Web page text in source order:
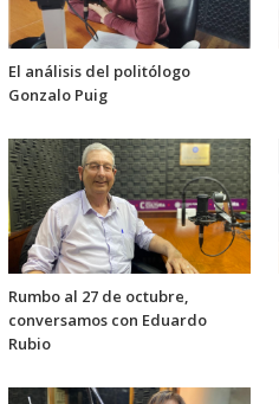
El análisis del politólogo
Gonzalo Puig
Rumbo al 27 de octubre,
conversamos con Eduardo
Rubio